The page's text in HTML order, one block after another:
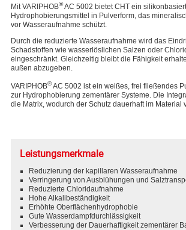
Mit VARIPHOB®AC 5002 bietet CHT ein
Hydrophobierungsmittel in Pulverform, das
vor Wasseraufnahme schützt.
Durch die reduzierte Wasseraufnahme wird das
Schadstoffen wie wasserlöslichen Salzen oder
eingeschränkt. Gleichzeitig bleibt die Fähigkeit
außen abzugeben.
VARIPHOB®AC 5002 ist ein weißes, frei fließendes
zur Hydrophobierung zementärer Systeme. Die
die Matrix, wodurch der Schutz dauerhaft im Material
Leistungsmerkmale
Reduzierung der kapillaren Wasseraufnahme
Verringerung von Ausblühungen und
Reduzierte Chloridaufnahme
Hohe Alkalibeständigkeit
Erhöhte Oberflächenhydrophobie
Gute Wasserdampfdurchlässigkeit
Verbesserung der Dauerhaftigkeit zementärer